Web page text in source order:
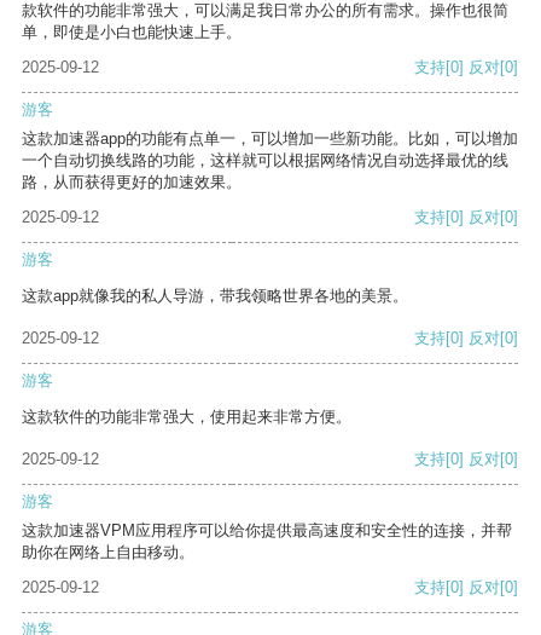
款软件的功能非常强大，可以满足我日常办公的所有需求。操作也很简
单，即使是小白也能快速上手。
2025-09-12
支持[0] 反对[0]
游客
这款加速器app的功能有点单一，可以增加一些新功能。比如，可以增加
一个自动切换线路的功能，这样就可以根据网络情况自动选择最优的线
路，从而获得更好的加速效果。
2025-09-12
支持[0] 反对[0]
游客
这款app就像我的私人导游，带我领略世界各地的美景。
2025-09-12 支持[0] 反对[0]
游客
这款软件的功能非常强大，使用起来非常方便。
2025-09-12 支持[0] 反对[0]
游客
这款加速器VPM应用程序可以给你提供最高速度和安全性的连接，并帮
助你在网络上自由移动。
2025-09-12
支持[0] 反对[0]
游客